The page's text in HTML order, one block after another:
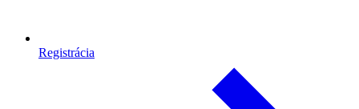
Registrácia